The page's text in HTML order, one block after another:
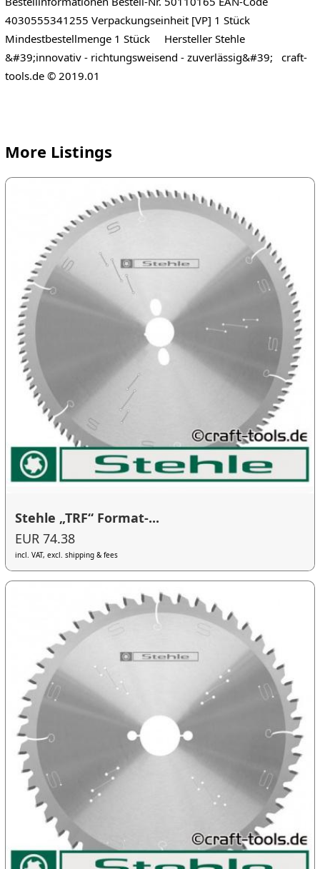
4030555341255 Verpackungseinheit [VP] 1 Stück
Mindestbestellmenge 1 Stück Hersteller Stehle
&#39;innovativ - richtungsweisend - zuverlässig&#39; craft-
tools.de © 2019.01
More Listings
Stehle „TRF“ Format-...
EUR 74.38
incl. VAT, excl. shipping & fees